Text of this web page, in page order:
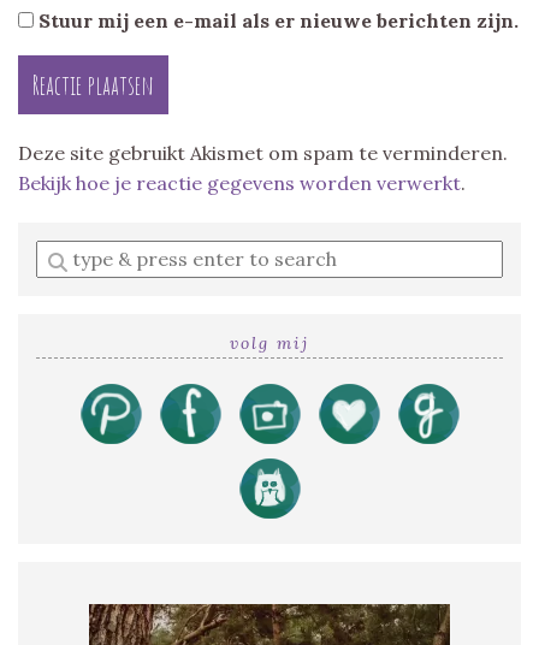
Stuur mij een e-mail als er nieuwe berichten zijn.
Deze site gebruikt Akismet om spam te verminderen.
Bekijk hoe je reactie gegevens worden verwerkt.
Enter
a
volg mij